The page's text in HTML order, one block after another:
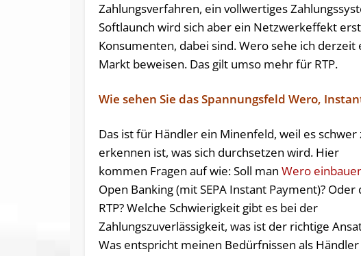
Zahlungsverfahren, ein vollwertiges
Softlaunch wird sich aber ein Netzwerkeffekt
Konsumenten, dabei sind. Wero sehe ich
Markt beweisen. Das gilt umso mehr für RTP.
Wie sehen Sie das Spannungsfeld Wero,
Das ist für Händler ein Minenfeld, weil es schwer
erkennen ist, was sich durchsetzen wird. Hier
kommen Fragen auf wie: Soll manWero
Open Banking (mit SEPA Instant Payment)? Oder
RTP? Welche Schwierigkeit gibt es bei der
Zahlungszuverlässigkeit, was ist der richtige
Was entspricht meinen Bedürfnissen als